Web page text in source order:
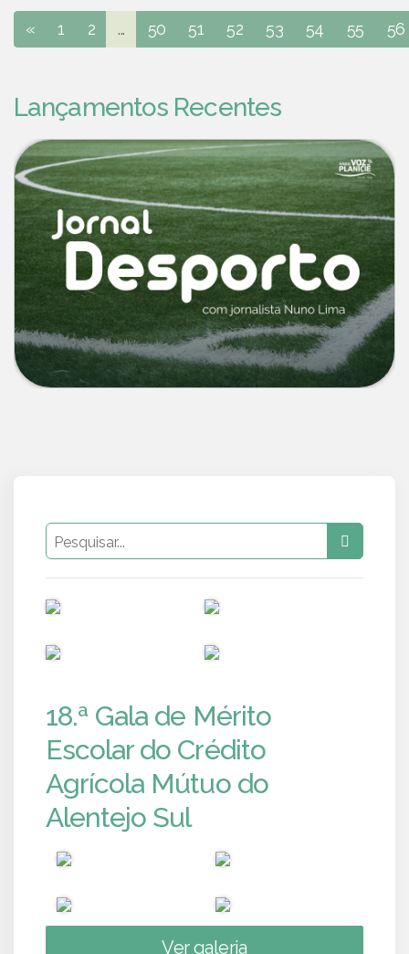
« 1 2 ... 50 51 52 53 54 55 56
Lançamentos Recentes
18.ª Gala de Mérito
Escolar do Crédito
Agrícola Mútuo do
Alentejo Sul
Ver galeria